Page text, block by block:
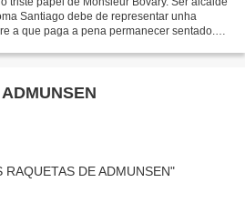
Santiago debe de representar unha
a que paga a pena permanecer sentado.